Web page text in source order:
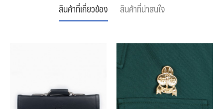
สินค้าที่เกี่ยวข้อง สินค้าที่น่าสนใจ